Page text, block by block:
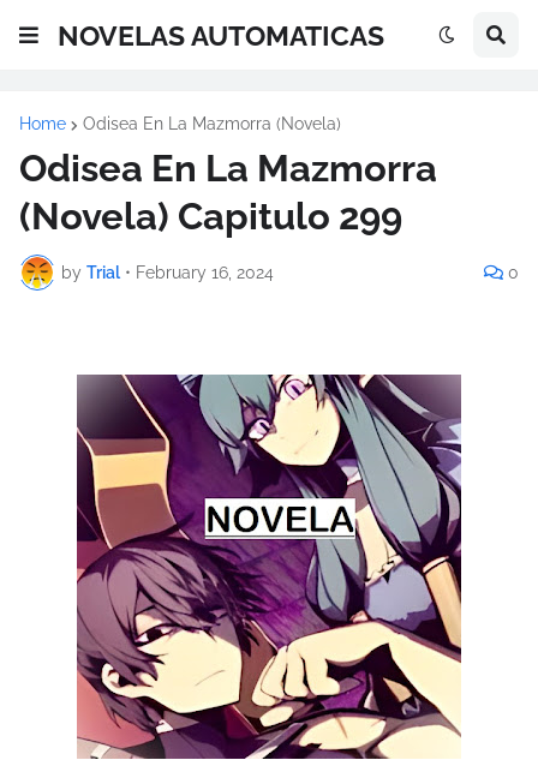
NOVELAS AUTOMATICAS
Home Odisea En La Mazmorra (Novela)
Odisea En La Mazmorra
(Novela) Capitulo 299
by Trial • February 16, 2024 0